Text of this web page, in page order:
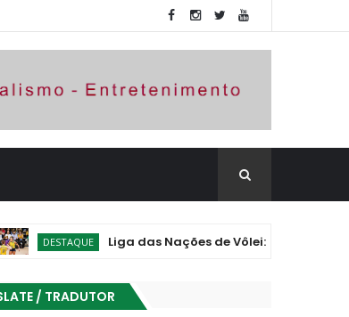
Liga das Nações de Vôlei: Brasil vence Polônia
/ TRADUTOR